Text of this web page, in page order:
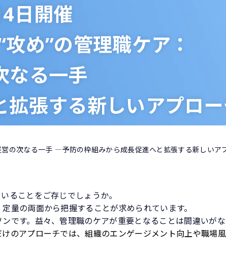
日開催
め”の管理職ケア：
なる一手​
張する新しいアプロ
の次なる一手​ ―予防の枠組みから成長促進へと拡張する新しいア
ることをご存じでしょうか。​
量の両面から把握することが求められています。​
です。益々、管理職のケアが重要となることは間違いが
けのアプローチでは、組織のエンゲージメント向上や職場